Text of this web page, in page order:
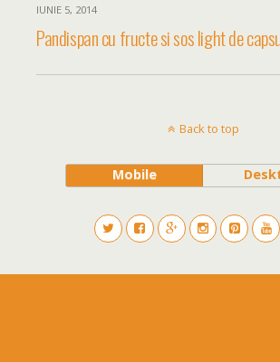
IUNIE 5, 2014
Pandispan cu fructe si sos light de
Back to top
Mobile